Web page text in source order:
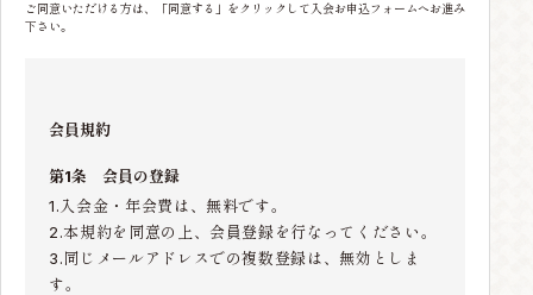
ご同意いただける方は、「同意する」をクリックして入会お申込フォームへお進み
下さい。
会員規約
第1条 会員の登録
1.入会金・年会費は、無料です。
2.本規約を同意の上、会員登録を行なってください。
3.同じメールアドレスでの複数登録は、無効としま
す。